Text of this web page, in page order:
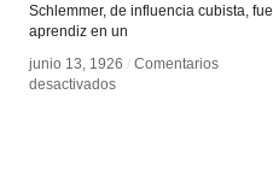
Schlemmer, de influencia cubista, fue
aprendiz en un
junio 13, 1926 / Comentarios
desactivadosen
junio 13, 1926 / Comentarios
desactivadosen